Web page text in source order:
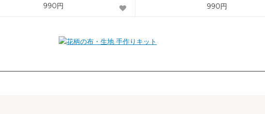
990円 990円
手作りキット